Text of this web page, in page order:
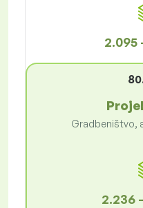
2.095
Gradbeništvo,
2.236